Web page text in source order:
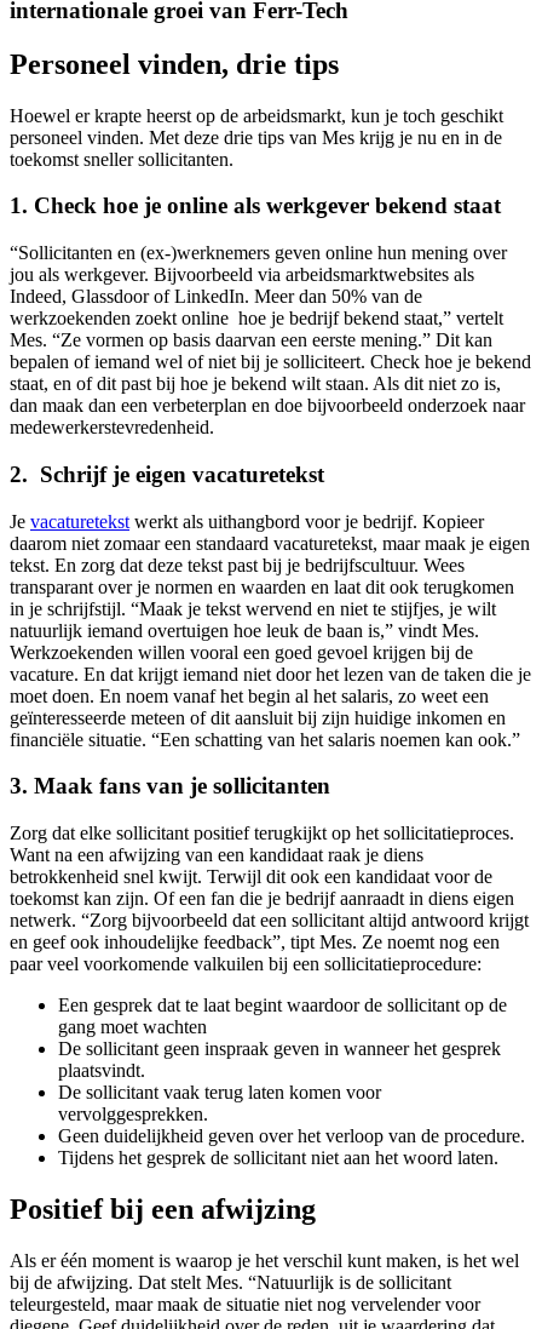
internationale groei van Ferr-Tech
Personeel vinden, drie tips
Hoewel er krapte heerst op de arbeidsmarkt, kun je toch geschikt
personeel vinden. Met deze drie tips van Mes krijg je nu en in de
toekomst sneller sollicitanten.
1. Check hoe je online als werkgever bekend staat
“Sollicitanten en (ex-)werknemers geven online hun mening over
jou als werkgever. Bijvoorbeeld via arbeidsmarktwebsites als
Indeed, Glassdoor of LinkedIn. Meer dan 50% van de
werkzoekenden zoekt online hoe je bedrijf bekend staat,” vertelt
Mes. “Ze vormen op basis daarvan een eerste mening.” Dit kan
bepalen of iemand wel of niet bij je solliciteert. Check hoe je bekend
staat, en of dit past bij hoe je bekend wilt staan. Als dit niet zo is,
dan maak dan een verbeterplan en doe bijvoorbeeld onderzoek naar
medewerkerstevredenheid.
2. Schrijf je eigen vacaturetekst
Je vacaturetekst werkt als uithangbord voor je bedrijf. Kopieer
daarom niet zomaar een standaard vacaturetekst, maar maak je eigen
tekst. En zorg dat deze tekst past bij je bedrijfscultuur. Wees
transparant over je normen en waarden en laat dit ook terugkomen
in je schrijfstijl. “Maak je tekst wervend en niet te stijfjes, je wilt
natuurlijk iemand overtuigen hoe leuk de baan is,” vindt Mes.
Werkzoekenden willen vooral een goed gevoel krijgen bij de
vacature. En dat krijgt iemand niet door het lezen van de taken die je
moet doen. En noem vanaf het begin al het salaris, zo weet een
geïnteresseerde meteen of dit aansluit bij zijn huidige inkomen en
financiële situatie. “Een schatting van het salaris noemen kan ook.”
3. Maak fans van je sollicitanten
Zorg dat elke sollicitant positief terugkijkt op het sollicitatieproces.
Want na een afwijzing van een kandidaat raak je diens
betrokkenheid snel kwijt. Terwijl dit ook een kandidaat voor de
toekomst kan zijn. Of een fan die je bedrijf aanraadt in diens eigen
netwerk. “Zorg bijvoorbeeld dat een sollicitant altijd antwoord krijgt
en geef ook inhoudelijke feedback”, tipt Mes. Ze noemt nog een
paar veel voorkomende valkuilen bij een sollicitatieprocedure:
Een gesprek dat te laat begint waardoor de sollicitant op de
gang moet wachten
De sollicitant geen inspraak geven in wanneer het gesprek
plaatsvindt.
De sollicitant vaak terug laten komen voor
vervolggesprekken.
Geen duidelijkheid geven over het verloop van de procedure.
Tijdens het gesprek de sollicitant niet aan het woord laten.
Positief bij een afwijzing
Als er één moment is waarop je het verschil kunt maken, is het wel
bij de afwijzing. Dat stelt Mes. “Natuurlijk is de sollicitant
teleurgesteld, maar maak de situatie niet nog vervelender voor